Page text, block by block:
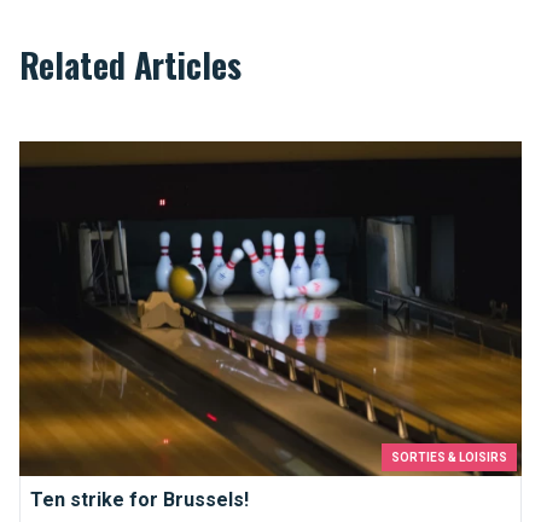
Related Articles
SORTIES & LOISIRS
Ten strike for Brussels!